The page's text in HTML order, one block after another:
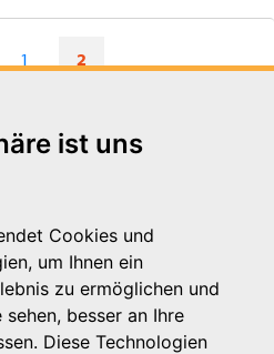
ist uns
Cookies und
um Ihnen ein
zu ermöglichen und
besser an Ihre
Diese Technologien
1
2